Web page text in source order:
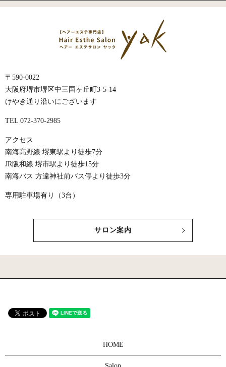
〒590-0022
大阪府堺市堺区中三国ヶ丘町3-5-14
けやき通り沿いにございます
TEL 072-370-2985
アクセス
南海高野線 堺東駅より徒歩7分
JR阪和線 堺市駅より徒歩15分
南海バス 方違神社前バス停より徒歩3分
専用駐車場有り（3台）
サロン案内
HOME